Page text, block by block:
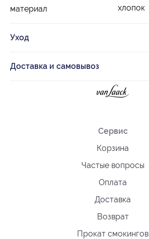
материал
хлопок
Уход
Доставка и самовывоз
Сервис
Корзина
Частые вопросы
Оплата
Доставка
Возврат
Прокат смокингов